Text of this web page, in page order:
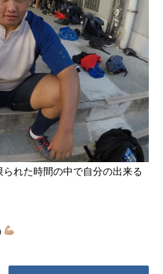
れた時間の中で自分の出来る